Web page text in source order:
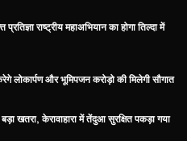
राष्ट्रीय महाअभियान का होगा तिल्दा में
लोकार्पण और भूमिपजन करोड़ो की मिलेगी सौगात
खतरा, केरावाहारा में तेंदुआ सुरक्षित पकड़ा गया